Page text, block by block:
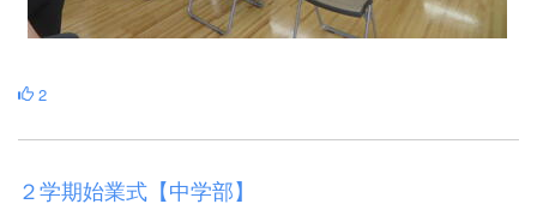
2
２学期始業式【中学部】